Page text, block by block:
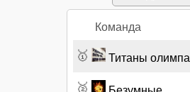
Команда
🥇 Титаны олимпа
🥈